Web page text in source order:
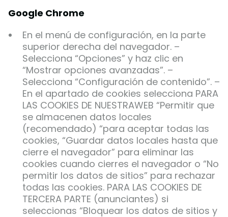
Google Chrome
En el menú de configuración, en la parte
superior derecha del navegador. –
Selecciona “Opciones” y haz clic en
“Mostrar opciones avanzadas”. –
Selecciona “Configuración de contenido”. –
En el apartado de cookies selecciona PARA
LAS COOKIES DE NUESTRAWEB “Permitir que
se almacenen datos locales
(recomendado) “para aceptar todas las
cookies, “Guardar datos locales hasta que
cierre el navegador” para eliminar las
cookies cuando cierres el navegador o “No
permitir los datos de sitios” para rechazar
todas las cookies. PARA LAS COOKIES DE
TERCERA PARTE (anunciantes) si
seleccionas “Bloquear los datos de sitios y